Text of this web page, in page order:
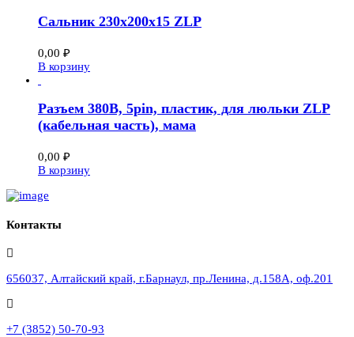
Сальник 230х200х15 ZLP
0,00 ₽
В корзину
Разъем 380В, 5pin, пластик, для люльки ZLP
(кабельная часть), мама
0,00 ₽
В корзину
Контакты
656037, Алтайский край, г.Барнаул, пр.Ленина, д.158А, оф.201
+7 (3852) 50-70-93